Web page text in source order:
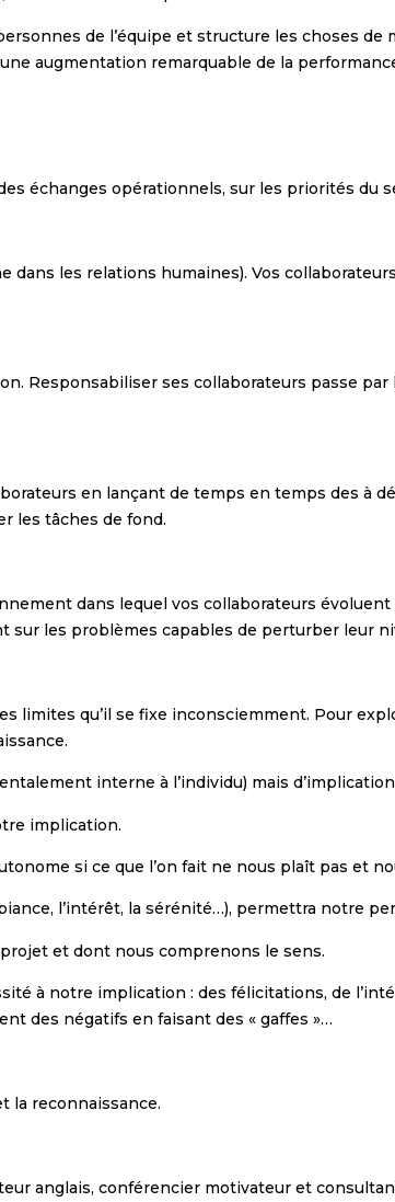
de l’équipe et structure les choses de
augmentation remarquable de la
échanges opérationnels, sur les priorités du
dans les relations humaines). Vos
Responsabiliser ses collaborateurs passe
en lançant de temps en temps des à
les tâches de fond.
dans lequel vos collaborateurs
les problèmes capables de perturber leur
limites qu’il se fixe inconsciemment. Pour
interne à l’individu) mais d’implication
implication.
si ce que l’on fait ne nous plaît pas et
l’intérêt, la sérénité…), permettra notre
et dont nous comprenons le sens.
à notre implication : des félicitations, de
des négatifs en faisant des « gaffes »…
la reconnaissance.
anglais, conférencier motivateur et